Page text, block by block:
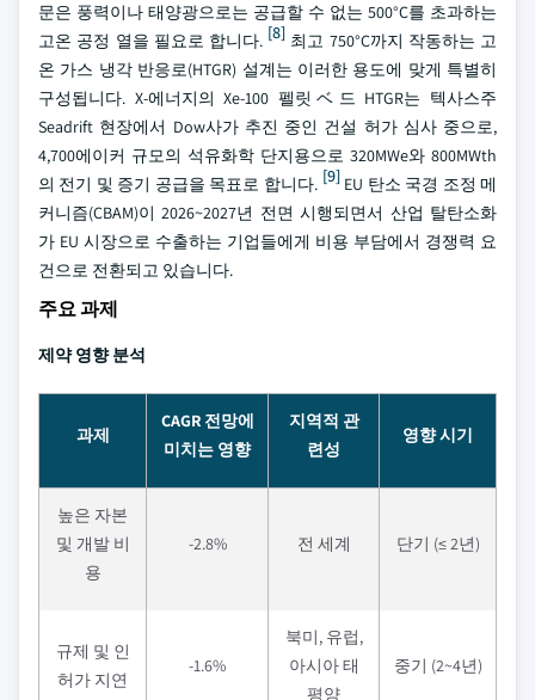
문은 풍력이나 태양광으로는 공급할 수 없는 500°C를 초과하는
고온 공정 열을 필요로 합니다. [8] 최고 750°C까지 작동하는 고
온 가스 냉각 반응로(HTGR) 설계는 이러한 용도에 맞게 특별히
구성됩니다. X-에너지의 Xe-100 펠릿ベ드 HTGR는 텍사스주
Seadrift 현장에서 Dow사가 추진 중인 건설 허가 심사 중으로,
4,700에이커 규모의 석유화학 단지용으로 320MWe와 800MWth
의 전기 및 증기 공급을 목표로 합니다. [9]EU 탄소 국경 조정 메
커니즘(CBAM)이 2026~2027년 전면 시행되면서 산업 탈탄소화
가 EU 시장으로 수출하는 기업들에게 비용 부담에서 경쟁력 요
건으로 전환되고 있습니다.
주요 과제
제약 영향 분석
과제
CAGR 전망에
미치는 영향
지역적 관
련성
영향 시기
높은 자본
및 개발 비
용
-2.8% 전 세계 단기 (≤ 2년)
규제 및 인
허가 지연
-1.6%
북미, 유럽,
아시아 태
평양
중기 (2~4년)